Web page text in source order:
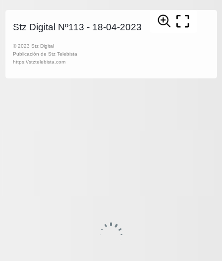
Stz Digital Nº113 - 18-04-2023
© 2023 Stz Digital
Publicación de Stz Telebista
https://stztelebista.com